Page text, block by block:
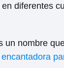
diferentes
un nombre